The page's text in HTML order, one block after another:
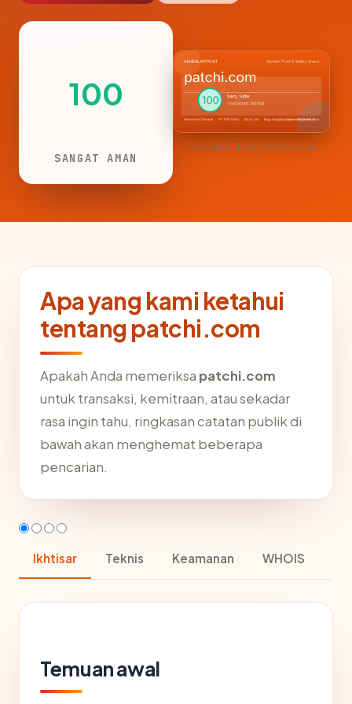
100
SANGAT AMAN
CemerlanTrust · patchi.com
Apa yang kami ketahui
tentang patchi.com
Apakah Anda memeriksa patchi.com
untuk transaksi, kemitraan, atau sekadar
rasa ingin tahu, ringkasan catatan publik di
bawah akan menghemat beberapa
pencarian.
Ikhtisar Teknis Keamanan WHOIS
Temuan awal